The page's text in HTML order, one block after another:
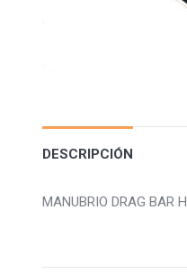
DESCRIPCIÓN
MANUBRIO DRAG BAR